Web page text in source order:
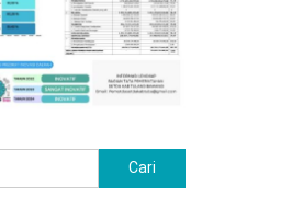
untuk: